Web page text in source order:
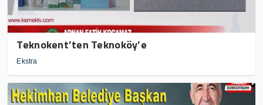
Teknokent’ten Teknoköy’e
Ekstra